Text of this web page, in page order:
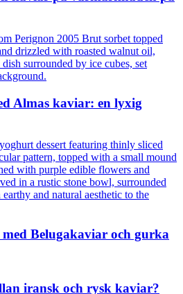
Almas kaviar: en lyxig
Belugakaviar och gurka
iransk och rysk kaviar?